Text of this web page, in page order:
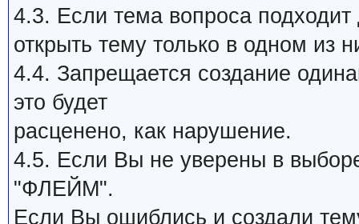
4.3. Если тема вопроса
открыть тему только в одном из
4.4. Запрещается создание
это будет
расценено, как нарушение.
4.5. Если Вы не уверены в
"ФЛЕЙМ".
Если Вы ошиблись и создали